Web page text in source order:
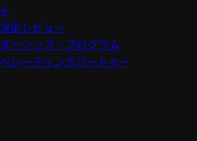
定レビュー
ーシップ・プログラム
レーティングパートナー